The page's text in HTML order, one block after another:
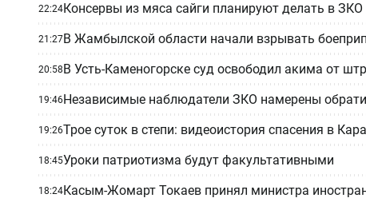
22:24Консервы из мяса сайги планируют делать в ЗКО
21:27В Жамбылской области начали взрывать
20:58В Усть-Каменогорске суд освободил акима от
19:46Независимые наблюдатели ЗКО намерены
19:26Трое суток в степи: видеоистория спасения в
18:45Уроки патриотизма будут факультативными
18:24Касым-Жомарт Токаев принял министра